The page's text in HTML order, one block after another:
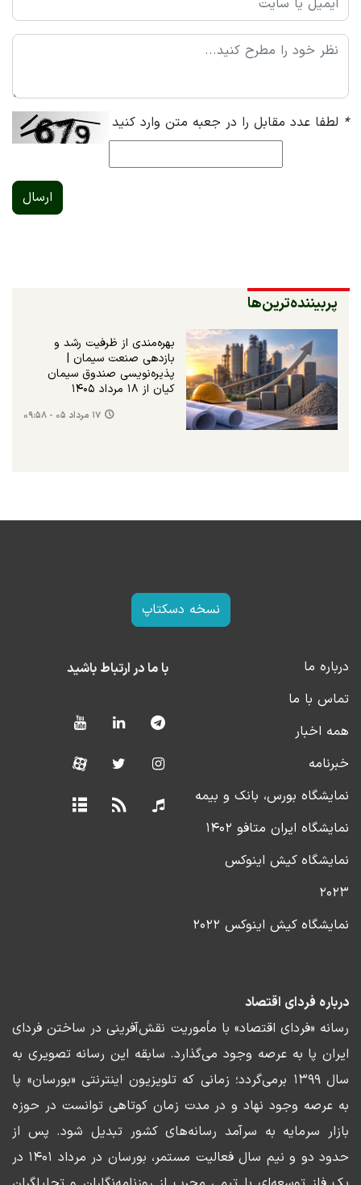
* لطفا عدد مقابل را در جعبه متن وارد کنید
ارسال
پربیننده‌ترین‌ها
بهره‌مندی از ظرفیت رشد و
بازدهی صنعت سیمان |
پذیره‌نویسی صندوق سیمان
کیان از ۱۸ مرداد ۱۴۰۵
۱۷ مرداد ۰۵ - ۰۹:۵۸
نسخه دسکتاپ
درباره ما
تماس با ما
همه اخبار
خبرنامه
نمایشگاه بورس، بانک و بیمه
نمایشگاه ایران متافو ۱۴۰۲
نمایشگاه کیش اینوکس
۲۰۲۳
نمایشگاه کیش اینوکس ۲۰۲۲
با ما در ارتباط باشید
درباره فردای اقتصاد
رسانه «فردای اقتصاد» با مأموریت نقش‌آفرینی در ساختن فردای
ایران پا به عرصه وجود می‌گذارد. سابقه این رسانه تصویری به
سال ۱۳۹۹ برمی‌گردد؛ زمانی که تلویزیون اینترنتی «بورسان» پا
به عرصه وجود نهاد و در مدت زمان کوتاهی توانست در حوزه
بازار سرمایه به سرآمد رسانه‌های کشور تبدیل شود. پس از
حدود دو و نیم سال فعالیت مستمر، بورسان در مرداد ۱۴۰۱ در